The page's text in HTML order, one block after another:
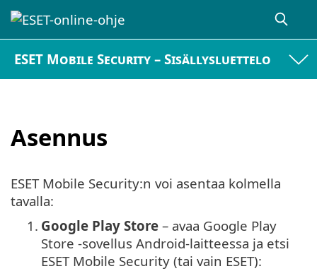
ESET Mobile Security – Sisällysluettelo
Asennus
ESET Mobile Security:n voi asentaa kolmella
tavalla:
1. Google Play Store – avaa Google Play
Store -sovellus Android-laitteessa ja etsi
ESET Mobile Security (tai vain ESET):